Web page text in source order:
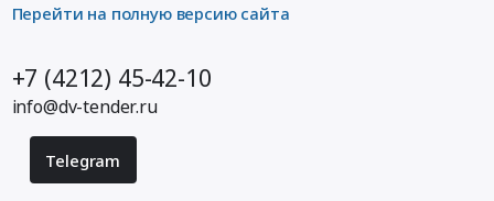
Перейти на полную версию сайта
+7 (4212) 45-42-10
info@dv-tender.ru
Telegram